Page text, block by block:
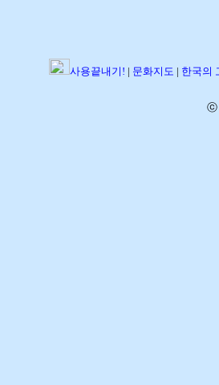
사용끝내기! | 문화지도 | 한국의
ⓒ